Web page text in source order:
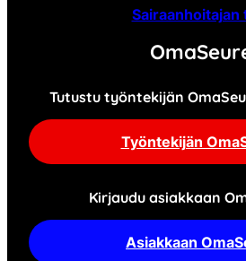
Sairaanhoitajan
Tutustu työntekijän
Työntekijän
Kirjaudu asiakkaan
Asiakkaan